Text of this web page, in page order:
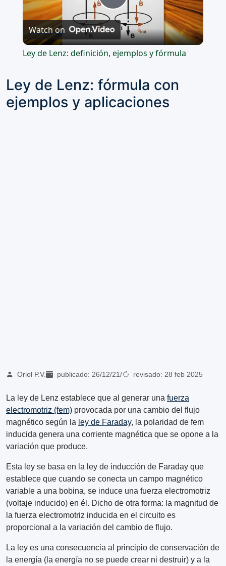
Play
Video
Watch on
Ley de Lenz: definición, ejemplos y fórmula
Ley de Lenz: fórmula con
ejemplos y aplicaciones
Oriol P.V. publicado: 26/12/21/ revisado: 28 feb 2025
La ley de Lenz establece que al generar una fuerza
electromotriz (fem) provocada por una cambio del flujo
magnético según la ley de Faraday, la polaridad de fem
inducida genera una corriente magnética que se opone a la
variación que produce.
Esta ley se basa en la ley de inducción de Faraday que
establece que cuando se conecta un campo magnético
variable a una bobina, se induce una fuerza electromotriz
(voltaje inducido) en él. Dicho de otra forma: la magnitud de
la fuerza electromotriz inducida en el circuito es
proporcional a la variación del cambio de flujo.
La ley es una consecuencia al principio de conservación de
la energía (la energía no se puede crear ni destruir) y a la